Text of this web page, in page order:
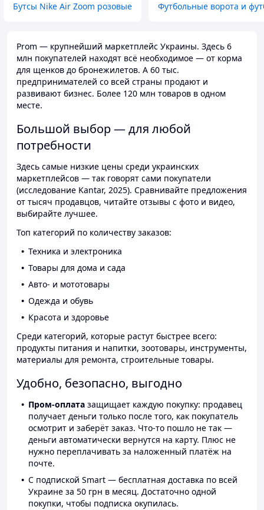
Бутсы Nike Air Zoom розовые Футбольные ворота и
Prom — крупнейший маркетплейс Украины. Здесь 6
млн покупателей находят всё необходимое — от корма
для щенков до бронежилетов. А 60 тыс.
предпринимателей со всей страны продают и
развивают бизнес. Более 120 млн товаров в одном
месте.
Большой выбор — для любой
потребности
Здесь самые низкие цены среди украинских
маркетплейсов — так говорят сами покупатели
(исследование Kantar, 2025). Сравнивайте предложения
от тысяч продавцов, читайте отзывы с фото и видео,
выбирайте лучшее.
Топ категорий по количеству заказов:
Техника и электроника
Товары для дома и сада
Авто- и мототовары
Одежда и обувь
Красота и здоровье
Среди категорий, которые растут быстрее всего:
продукты питания и напитки, зоотовары, инструменты,
материалы для ремонта, строительные товары.
Удобно, безопасно, выгодно
Пром-оплата защищает каждую покупку: продавец
получает деньги только после того, как покупатель
осмотрит и заберёт заказ. Что-то пошло не так —
деньги автоматически вернутся на карту. Плюс не
нужно переплачивать за наложенный платёж на
почте.
С подпиской Smart — бесплатная доставка по всей
Украине за 50 грн в месяц. Достаточно одной
покупки, чтобы подписка окупилась.